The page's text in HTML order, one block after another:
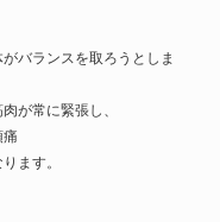
バランスを取ろうとしま
が常に緊張し、
痛
ます。